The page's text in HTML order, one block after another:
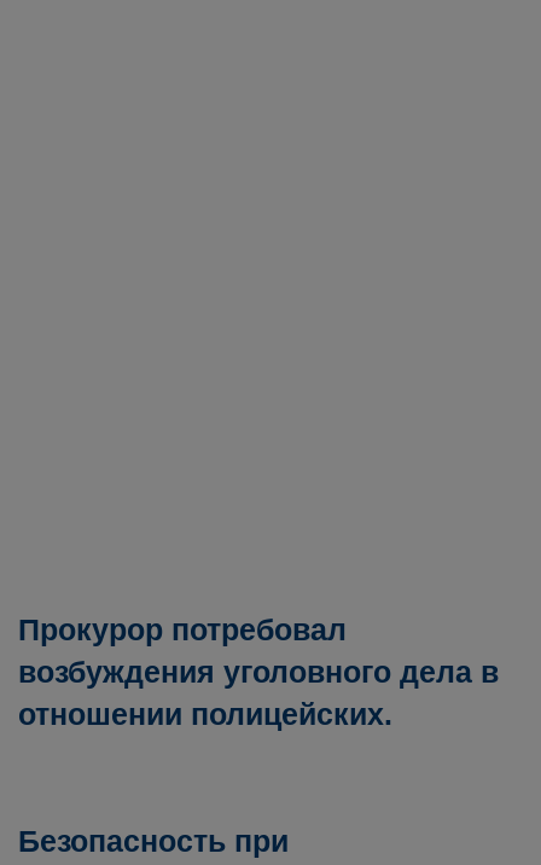
Прокурор потребовал
возбуждения уголовного дела в
отношении полицейских.
Безопасность при